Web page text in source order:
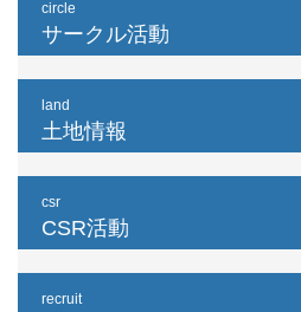
circle
サークル活動
land
土地情報
csr
CSR活動
recruit